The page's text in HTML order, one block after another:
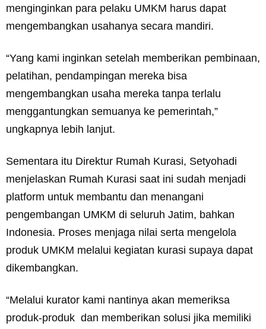
menginginkan para pelaku UMKM harus dapat
mengembangkan usahanya secara mandiri.
“Yang kami inginkan setelah memberikan pembinaan,
pelatihan, pendampingan mereka bisa
mengembangkan usaha mereka tanpa terlalu
menggantungkan semuanya ke pemerintah,”
ungkapnya lebih lanjut.
Sementara itu Direktur Rumah Kurasi, Setyohadi
menjelaskan Rumah Kurasi saat ini sudah menjadi
platform untuk membantu dan menangani
pengembangan UMKM di seluruh Jatim, bahkan
Indonesia. Proses menjaga nilai serta mengelola
produk UMKM melalui kegiatan kurasi supaya dapat
dikembangkan.
“Melalui kurator kami nantinya akan memeriksa
produk-produk dan memberikan solusi jika memiliki